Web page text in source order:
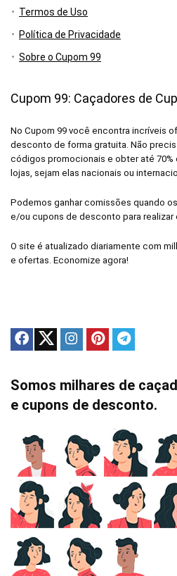
Termos de Uso
Política de Privacidade
Sobre o Cupom 99
Cupom 99: Caçadores de
No Cupom 99 você encontra incríveis
desconto de forma gratuita. Não
códigos promocionais e obter até
lojas, sejam elas nacionais ou
Podemos ganhar comissões quando
e/ou cupons de desconto para realizar
O site é atualizado diariamente com
e ofertas. Economize agora!
Somos milhares de
e cupons de desconto.